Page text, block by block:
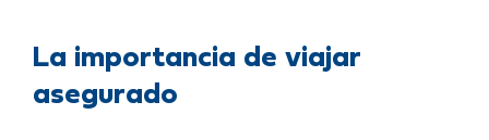
La importancia de viajar
asegurado